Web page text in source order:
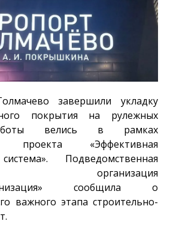
завершили укладку
покрытия на рулежных
велись в рамках
проекта «Эффективная
Подведомственная
организация
сообщила о
важного этапа строительно-